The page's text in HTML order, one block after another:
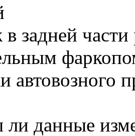
задней
автовозного
данные